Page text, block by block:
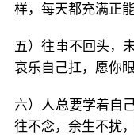
样，每天都充满正
五）往事不回头，
哀乐自己扛，愿你
六）人总要学着自
往不念，余生不扰，